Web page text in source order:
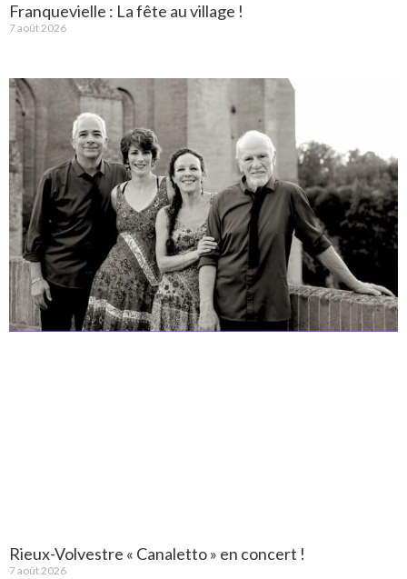
Franquevielle : La fête au village !
7 août 2026
Rieux-Volvestre « Canaletto » en concert !
7 août 2026